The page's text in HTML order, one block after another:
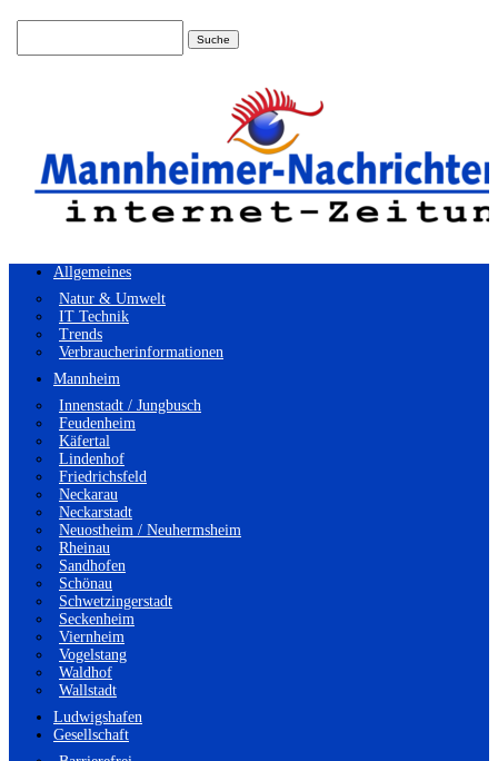
Allgemeines
Natur & Umwelt
IT Technik
Trends
Verbraucherinformationen
Mannheim
Innenstadt / Jungbusch
Feudenheim
Käfertal
Lindenhof
Friedrichsfeld
Neckarau
Neckarstadt
Neuostheim / Neuhermsheim
Rheinau
Sandhofen
Schönau
Schwetzingerstadt
Seckenheim
Viernheim
Vogelstang
Waldhof
Wallstadt
Ludwigshafen
Gesellschaft